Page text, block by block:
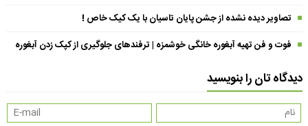
تصاویر دیده نشده از جشن پایان تاسیان با یک کیک خاص !
فوت و فن تهیه آبغوره خانگی خوشمزه | ترفندهای جلوگیری از کپک زدن آبغوره
دیدگاه تان را بنویسید